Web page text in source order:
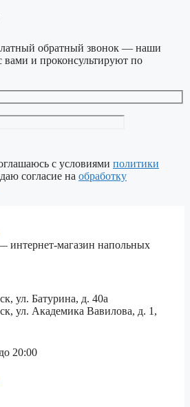
обратный звонок — наши
вами и проконсультируют по
с условиями политики
согласие на обработку
интернет-магазин напольных
ул. Батурина, д. 40а
ул. Академика Вавилова, д. 1,
20:00